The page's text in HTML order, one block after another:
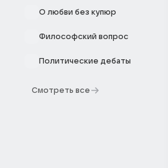
О любви без купюр
Философский вопрос
Политические дебаты
Смотреть все